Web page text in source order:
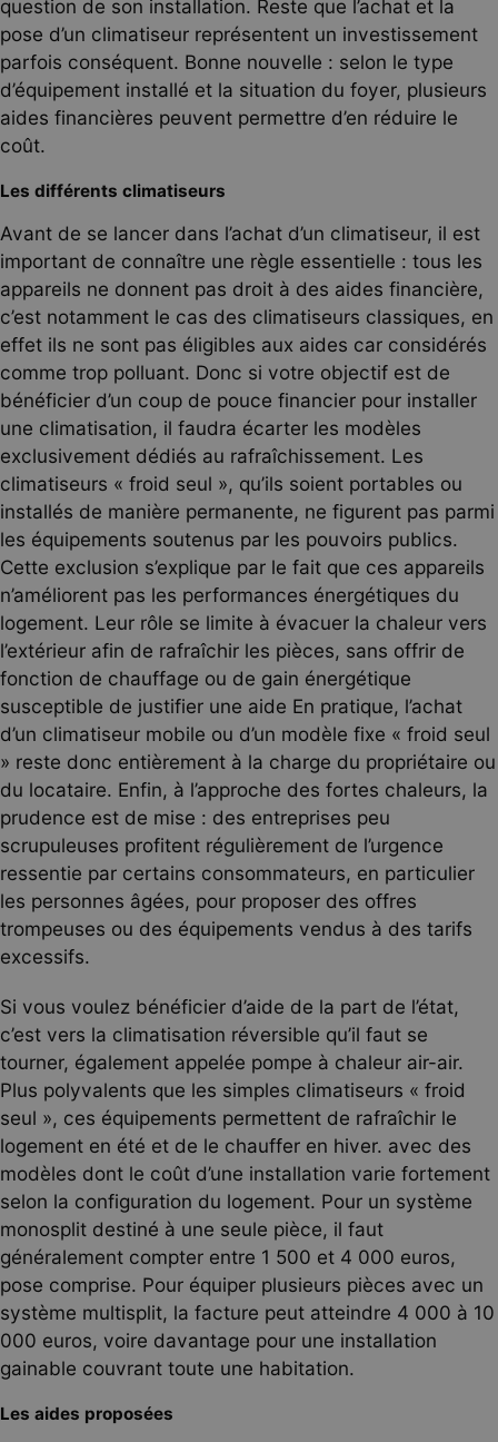
question de son installation. Reste que l’achat et la
pose d’un climatiseur représentent un investissement
parfois conséquent. Bonne nouvelle : selon le type
d’équipement installé et la situation du foyer, plusieurs
aides financières peuvent permettre d’en réduire le
coût.
Les différents climatiseurs
Avant de se lancer dans l’achat d’un climatiseur, il est
important de connaître une règle essentielle : tous les
appareils ne donnent pas droit à des aides financière,
c’est notamment le cas des climatiseurs classiques, en
effet ils ne sont pas éligibles aux aides car considérés
comme trop polluant. Donc si votre objectif est de
bénéficier d’un coup de pouce financier pour installer
une climatisation, il faudra écarter les modèles
exclusivement dédiés au rafraîchissement. Les
climatiseurs « froid seul », qu’ils soient portables ou
installés de manière permanente, ne figurent pas parmi
les équipements soutenus par les pouvoirs publics.
Cette exclusion s’explique par le fait que ces appareils
n’améliorent pas les performances énergétiques du
logement. Leur rôle se limite à évacuer la chaleur vers
l’extérieur afin de rafraîchir les pièces, sans offrir de
fonction de chauffage ou de gain énergétique
susceptible de justifier une aide En pratique, l’achat
d’un climatiseur mobile ou d’un modèle fixe « froid seul
» reste donc entièrement à la charge du propriétaire ou
du locataire. Enfin, à l’approche des fortes chaleurs, la
prudence est de mise : des entreprises peu
scrupuleuses profitent régulièrement de l’urgence
ressentie par certains consommateurs, en particulier
les personnes âgées, pour proposer des offres
trompeuses ou des équipements vendus à des tarifs
excessifs.
Si vous voulez bénéficier d’aide de la part de l’état,
c’est vers la climatisation réversible qu’il faut se
tourner, également appelée pompe à chaleur air-air.
Plus polyvalents que les simples climatiseurs « froid
seul », ces équipements permettent de rafraîchir le
logement en été et de le chauffer en hiver. avec des
modèles dont le coût d’une installation varie fortement
selon la configuration du logement. Pour un système
monosplit destiné à une seule pièce, il faut
généralement compter entre 1 500 et 4 000 euros,
pose comprise. Pour équiper plusieurs pièces avec un
système multisplit, la facture peut atteindre 4 000 à 10
000 euros, voire davantage pour une installation
gainable couvrant toute une habitation.
Les aides proposées